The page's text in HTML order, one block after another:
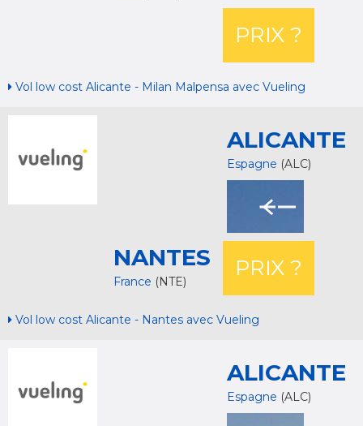
PRIX ?
Vol low cost Alicante - Milan Malpensa avec Vueling
ALICANTE
Espagne (ALC)
NANTES
France (NTE)
PRIX ?
Vol low cost Alicante - Nantes avec Vueling
ALICANTE
Espagne (ALC)